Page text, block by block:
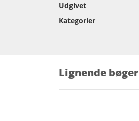
Udgivet
Kategorier
Lignende bøger